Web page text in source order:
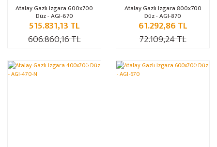
Atalay Gazlı Izgara 600x700
Düz - AGI-670
515.831,13 TL
606.860,16 TL
Atalay Gazlı Izgara 800x700
Düz - AGI-870
61.292,86 TL
72.109,24 TL
%15 %15